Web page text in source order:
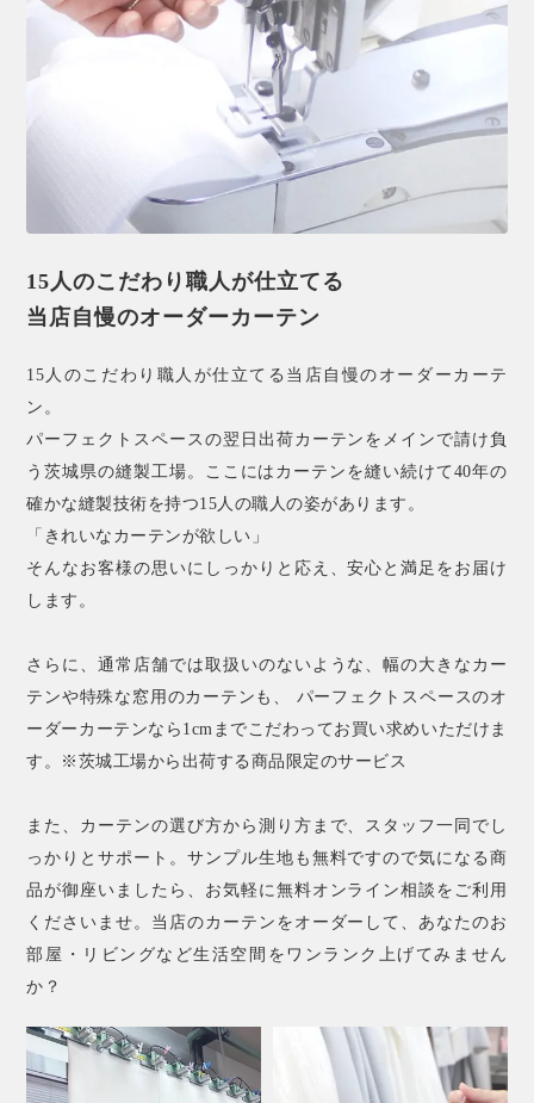
15人のこだわり職人が仕立てる
当店自慢のオーダーカーテン
15人のこだわり職人が仕立てる当店自慢のオーダーカーテ
ン。
パーフェクトスペースの翌日出荷カーテンをメインで請け負
う茨城県の縫製工場。ここにはカーテンを縫い続けて40年の
確かな縫製技術を持つ15人の職人の姿があります。
「きれいなカーテンが欲しい」
そんなお客様の思いにしっかりと応え、安心と満足をお届け
します。
さらに、通常店舗では取扱いのないような、幅の大きなカー
テンや特殊な窓用のカーテンも、 パーフェクトスペースのオ
ーダーカーテンなら1cmまでこだわってお買い求めいただけま
す。※茨城工場から出荷する商品限定のサービス
また、カーテンの選び方から測り方まで、スタッフ一同でし
っかりとサポート。サンプル生地も無料ですので気になる商
品が御座いましたら、お気軽に無料オンライン相談をご利用
くださいませ。当店のカーテンをオーダーして、あなたのお
部屋・リビングなど生活空間をワンランク上げてみません
か？